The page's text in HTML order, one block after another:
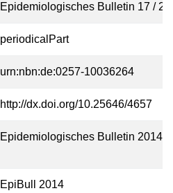
Epidemiologisches Bulletin 17 /
periodicalPart
urn:nbn:de:0257-10036264
http://dx.doi.org/10.25646/4657
Epidemiologisches Bulletin 2014
EpiBull 2014